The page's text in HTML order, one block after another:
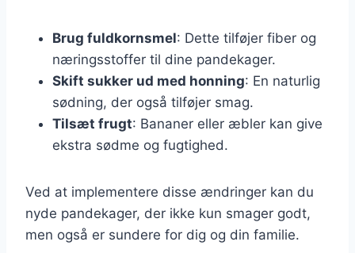
Brug fuldkornsmel: Dette tilføjer fiber og
næringsstoffer til dine pandekager.
Skift sukker ud med honning: En naturlig
sødning, der også tilføjer smag.
Tilsæt frugt: Bananer eller æbler kan give
ekstra sødme og fugtighed.
Ved at implementere disse ændringer kan du
nyde pandekager, der ikke kun smager godt,
men også er sundere for dig og din familie.